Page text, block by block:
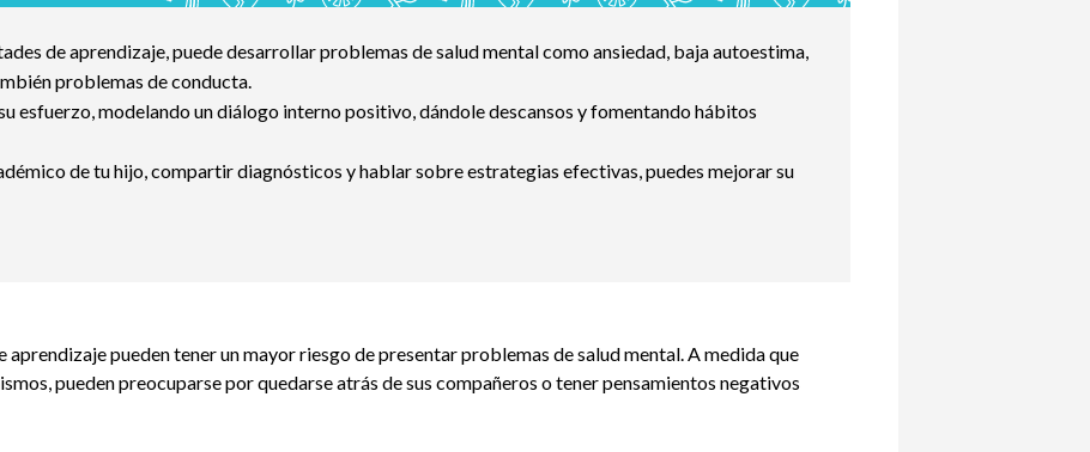
de aprendizaje, puede desarrollar problemas de salud mental como ansiedad, baja autoestima,
problemas de conducta.
esfuerzo, modelando un diálogo interno positivo, dándole descansos y fomentando hábitos
de tu hijo, compartir diagnósticos y hablar sobre estrategias efectivas, puedes mejorar su
aprendizaje pueden tener un mayor riesgo de presentar problemas de salud mental. A medida que
pueden preocuparse por quedarse atrás de sus compañeros o tener pensamientos negativos